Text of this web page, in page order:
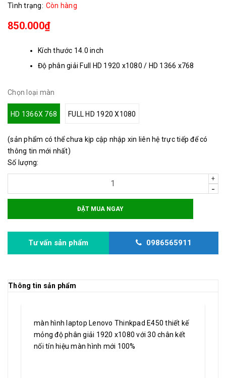
Tình trạng: Còn hàng
850.000₫
Kích thước 14.0 inch
Độ phân giải Full HD 1920 x1080 / HD 1366 x768
Chọn loại màn
HD 1366X 768 FULL HD 1920 X1080
(sản phẩm có thể chưa kịp cập nhập xin liên hệ trực tiếp để có
thông tin mới nhất)
Số lượng:
+
-
ĐẶT MUA NGAY
Tư vấn sản phẩm 0986565911
Thông tin sản phẩm
màn hình laptop Lenovo Thinkpad E450 thiết kế
mỏng độ phân giải 1920 x1080 với 30 chân kết
nối tín hiệu màn hình mới 100%